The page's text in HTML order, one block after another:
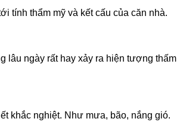
tính thẩm mỹ và kết cấu của căn nhà.
ngày rất hay xảy ra hiện tượng
khắc nghiệt. Như mưa, bão, nắng gió.